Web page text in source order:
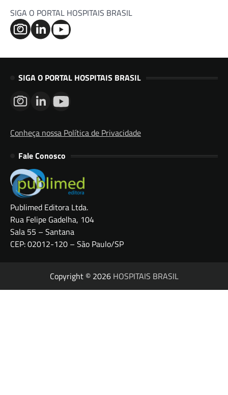
SIGA O PORTAL HOSPITAIS BRASIL
SIGA O PORTAL HOSPITAIS BRASIL
Conheça nossa Política de Privacidade
Fale Conosco
Publimed Editora Ltda.
Rua Felipe Gadelha, 104
Sala 55 – Santana
CEP: 02012-120 – São Paulo/SP
Copyright © 2026 HOSPITAIS BRASIL